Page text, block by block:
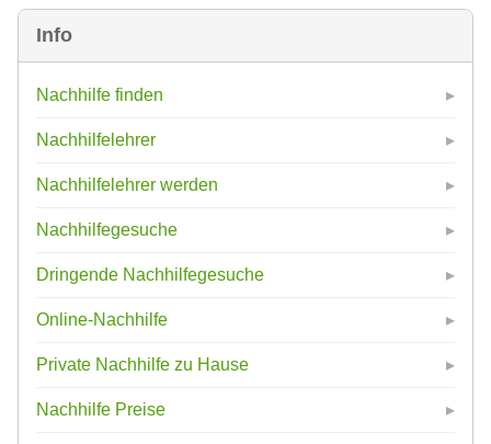
Info
Nachhilfe finden
Nachhilfelehrer
Nachhilfelehrer werden
Nachhilfegesuche
Dringende Nachhilfegesuche
Online-Nachhilfe
Private Nachhilfe zu Hause
Nachhilfe Preise